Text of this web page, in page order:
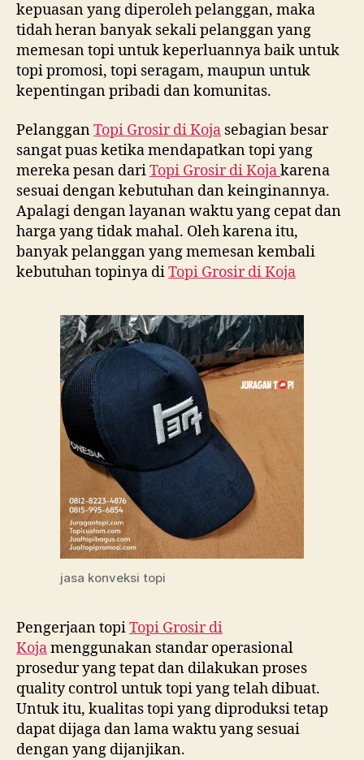
kepuasan yang diperoleh pelanggan, maka
tidah heran banyak sekali pelanggan yang
memesan topi untuk keperluannya baik untuk
topi promosi, topi seragam, maupun untuk
kepentingan pribadi dan komunitas.
PelangganTopi Grosir diKoja sebagian besar
sangat puas ketika mendapatkan topi yang
mereka pesan dariTopi Grosir diKojakarena
sesuai dengan kebutuhan dan keinginannya.
Apalagi dengan layanan waktu yang cepat dan
harga yang tidak mahal. Oleh karena itu,
banyak pelanggan yang memesan kembali
kebutuhan topinya diTopi Grosir diKoja
jasa konveksi topi
Pengerjaan topiTopi Grosir di
Kojamenggunakan standar operasional
prosedur yang tepat dan dilakukan proses
quality control untuk topi yang telah dibuat.
Untuk itu, kualitas topi yang diproduksi tetap
dapat dijaga dan lama waktu yang sesuai
dengan yang dijanjikan.